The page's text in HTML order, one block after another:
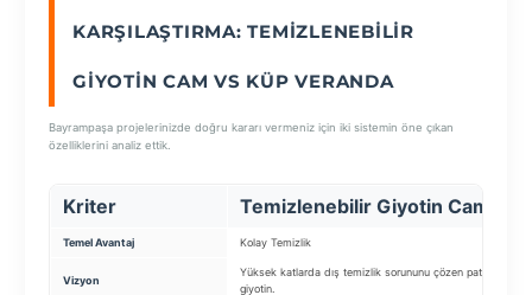
KARŞILAŞTIRMA: TEMIZLENEBILIR
GIYOTIN CAM VS KÜP VERANDA
Bayrampaşa projelerinizde doğru kararı vermeniz için iki sistemin öne çıkan
özelliklerini analiz ettik.
Kriter Temizlenebilir Giyotin Cam
Temel Avantaj Kolay Temizlik
Vizyon
Yüksek katlarda dış temizlik sorununu çözen patentli
giyotin.